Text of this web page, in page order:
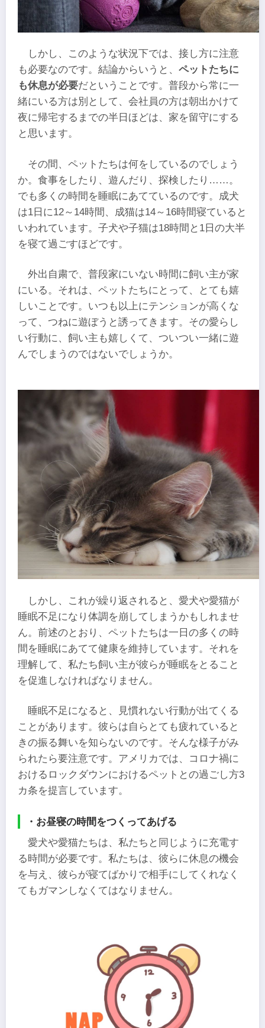
しかし、このような状況下では、接し方に注意
も必要なのです。結論からいうと、 ペットたちに
も休息が必要だということです。普段から常に一
緒にいる方は別として、会社員の方は朝出かけて
夜に帰宅するまでの半日ほどは、家を留守にする
と思います。
その間、ペットたちは何をしているのでしょう
か。食事をしたり、遊んだり、探検したり……。
でも多くの時間を睡眠にあてているのです。成犬
は1日に12～14時間、成猫は14～16時間寝ていると
いわれています。子犬や子猫は18時間と1日の大半
を寝て過ごすほどです。
外出自粛で、普段家にいない時間に飼い主が家
にいる。それは、ペットたちにとって、とても嬉
しいことです。いつも以上にテンションが高くな
って、つねに遊ぼうと誘ってきます。その愛らし
い行動に、飼い主も嬉しくて、ついつい一緒に遊
んでしまうのではないでしょうか。
しかし、これが繰り返されると、愛犬や愛猫が
睡眠不足になり体調を崩してしまうかもしれませ
ん。前述のとおり、ペットたちは一日の多くの時
間を睡眠にあてて健康を維持しています。それを
理解して、私たち飼い主が彼らが睡眠をとること
を促進しなければなりません。
睡眠不足になると、見慣れない行動が出てくる
ことがあります。彼らは自らとても疲れていると
きの振る舞いを知らないのです。そんな様子がみ
られたら要注意です。アメリカでは、コロナ禍に
おけるロックダウンにおけるペットとの過ごし方3
カ条を提言しています。
・お昼寝の時間をつくってあげる
愛犬や愛猫たちは、私たちと同じように充電す
る時間が必要です。私たちは、彼らに休息の機会
を与え、彼らが寝てばかりで相手にしてくれなく
てもガマンしなくてはなりません。